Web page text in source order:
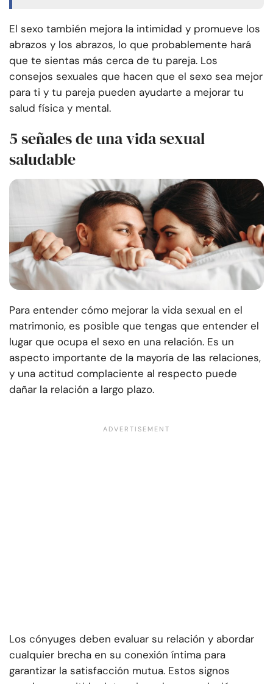
El sexo también mejora la intimidad y promueve los
abrazos y los abrazos, lo que probablemente hará
que te sientas más cerca de tu pareja. Los
consejos sexuales que hacen que el sexo sea mejor
para ti y tu pareja pueden ayudarte a mejorar tu
salud física y mental.
5 señales de una vida sexual
saludable
Para entender cómo mejorar la vida sexual en el
matrimonio, es posible que tengas que entender el
lugar que ocupa el sexo en una relación. Es un
aspecto importante de la mayoría de las relaciones,
y una actitud complaciente al respecto puede
dañar la relación a largo plazo.
Los cónyuges deben evaluar su relación y abordar
cualquier brecha en su conexión íntima para
garantizar la satisfacción mutua. Estos signos